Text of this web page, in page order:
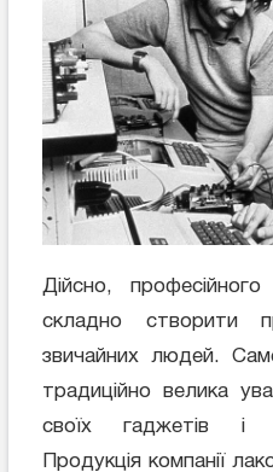
Дійсно,
складно створити
звичайних людей.
традиційно велика
своїх гаджетів і
Продукція компанії